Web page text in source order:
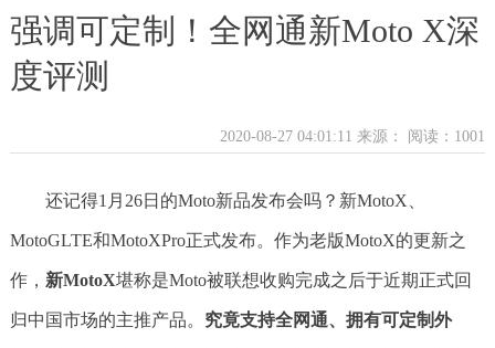
强调可定制！全网通新Moto X深
度评测
2020-08-27 04:01:11 来源： 阅读：1001
还记得1月26日的Moto新品发布会吗？新MotoX、
MotoGLTE和MotoXPro正式发布。作为老版MotoX的更新之
作， 新MotoX堪称是Moto被联想收购完成之后于近期正式回
归中国市场的主推产品。 究竟支持全网通、拥有可定制外